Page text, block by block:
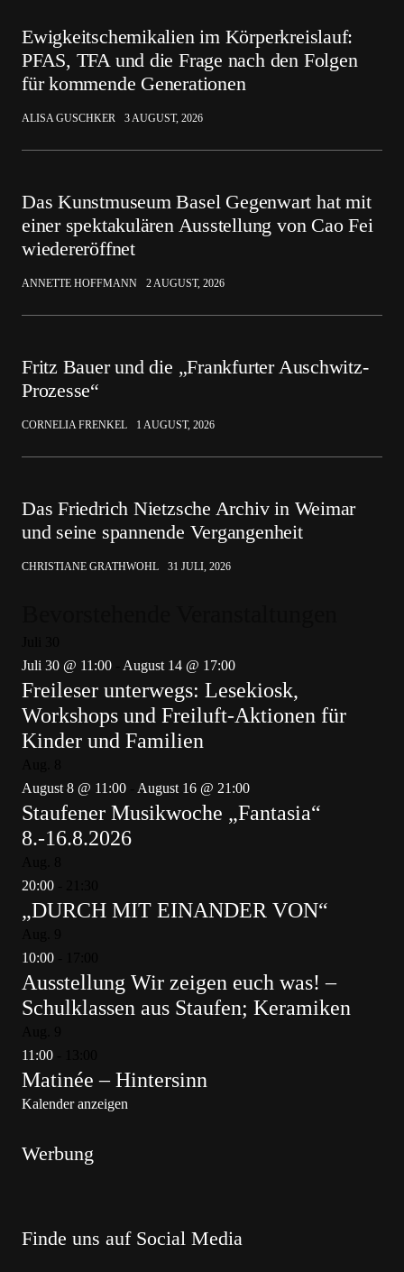
Ewigkeitschemikalien im Körperkreislauf:
PFAS, TFA und die Frage nach den Folgen
für kommende Generationen
ALISA GUSCHKER 3 AUGUST, 2026
Das Kunstmuseum Basel Gegenwart hat mit
einer spektakulären Ausstellung von Cao Fei
wiedereröffnet
ANNETTE HOFFMANN 2 AUGUST, 2026
Fritz Bauer und die „Frankfurter Auschwitz-
Prozesse“
CORNELIA FRENKEL 1 AUGUST, 2026
Das Friedrich Nietzsche Archiv in Weimar
und seine spannende Vergangenheit
CHRISTIANE GRATHWOHL 31 JULI, 2026
Juli 30 @ 11:00
August 14 @ 17:00
Freileser unterwegs: Lesekiosk,
Workshops und Freiluft-Aktionen für
Kinder und Familien
August 8 @ 11:00
August 16 @ 21:00
Staufener Musikwoche „Fantasia“
8.-16.8.2026
20:00
„DURCH MIT EINANDER VON“
10:00
Ausstellung Wir zeigen euch was! –
Schulklassen aus Staufen; Keramiken
11:00
Matinée – Hintersinn
Kalender anzeigen
Werbung
Finde uns auf Social Media